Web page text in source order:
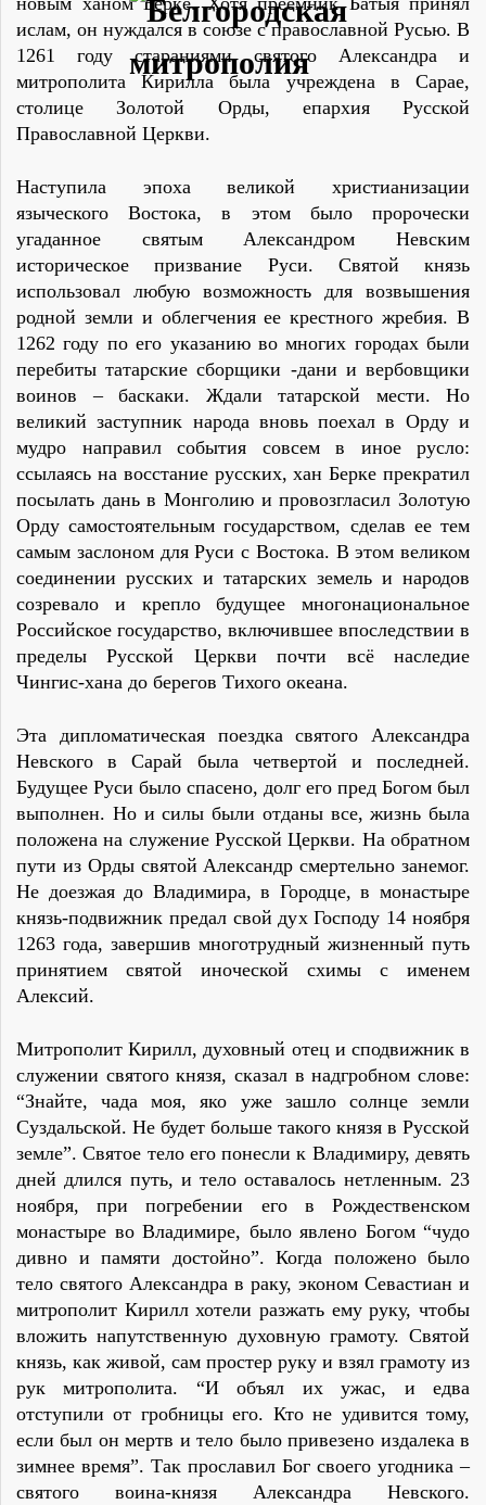
ислам, он нуждался в союзе с православной Русью. В
1261 году стараниями святого Александра и
митрополита Кирилла была учреждена в Сарае,
столице Золотой Орды, епархия Русской
Православной Церкви.
Наступила эпоха великой христианизации
языческого Востока, в этом было пророчески
угаданное святым Александром Невским
историческое призвание Руси. Святой князь
использовал любую возможность для возвышения
родной земли и облегчения ее крестного жребия. В
1262 году по его указанию во многих городах были
перебиты татарские сборщики -дани и вербовщики
воинов – баскаки. Ждали татарской мести. Но
великий заступник народа вновь поехал в Орду и
мудро направил события совсем в иное русло:
ссылаясь на восстание русских, хан Берке прекратил
посылать дань в Монголию и провозгласил Золотую
Орду самостоятельным государством, сделав ее тем
самым заслоном для Руси с Востока. В этом великом
соединении русских и татарских земель и народов
созревало и крепло будущее многонациональное
Российское государство, включившее впоследствии в
пределы Русской Церкви почти всё наследие
Чингис-хана до берегов Тихого океана.
Эта дипломатическая поездка святого Александра
Невского в Сарай была четвертой и последней.
Будущее Руси было спасено, долг его пред Богом был
выполнен. Но и силы были отданы все, жизнь была
положена на служение Русской Церкви. На обратном
пути из Орды святой Александр смертельно занемог.
Не доезжая до Владимира, в Городце, в монастыре
князь-подвижник предал свой дух Господу 14 ноября
1263 года, завершив многотрудный жизненный путь
принятием святой иноческой схимы с именем
Алексий.
Митрополит Кирилл, духовный отец и сподвижник в
служении святого князя, сказал в надгробном слове:
“Знайте, чада моя, яко уже зашло солнце земли
Суздальской. Не будет больше такого князя в Русской
земле”. Святое тело его понесли к Владимиру, девять
дней длился путь, и тело оставалось нетленным. 23
ноября, при погребении его в Рождественском
монастыре во Владимире, было явлено Богом “чудо
дивно и памяти достойно”. Когда положено было
тело святого Александра в раку, эконом Севастиан и
митрополит Кирилл хотели разжать ему руку, чтобы
вложить напутственную духовную грамоту. Святой
князь, как живой, сам простер руку и взял грамоту из
рук митрополита. “И объял их ужас, и едва
отступили от гробницы его. Кто не удивится тому,
если был он мертв и тело было привезено издалека в
зимнее время”. Так прославил Бог своего угодника –
святого воина-князя Александра Невского.